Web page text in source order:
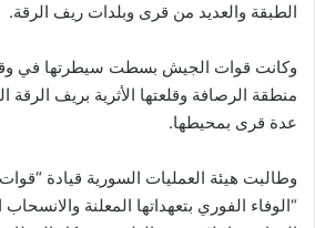
الطبقة والعديد من قرى وبلدات ريف الرقة.
وكانت قوات الجيش بسطت سيطرتها في
منطقة الرصافة وقلعتها الأثرية بريف الرقة
عدة قرى بمحيطها.
وطالبت هيئة العمليات السورية قيادة
“الوفاء الفوري بتعهداتها المعلنة